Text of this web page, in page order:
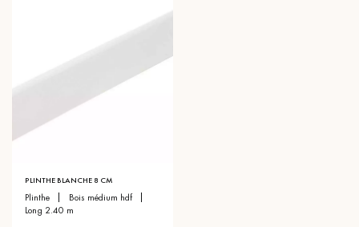
PLINTHE BLANCHE 8 CM
plinthe
bois médium hdf
long 2.40 m